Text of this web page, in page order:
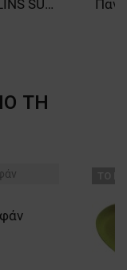
Παντελόνι εργασίας COLLINS SUMMER GREY P/PE
ΤΗ